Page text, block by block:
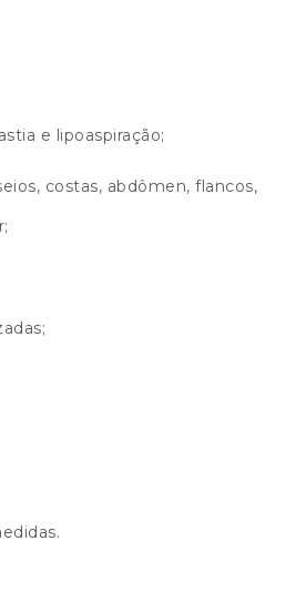
e lipoaspiração;
costas, abdômen, flancos,